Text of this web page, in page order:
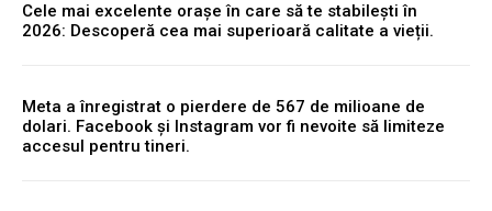
Cele mai excelente orașe în care să te stabilești în
2026: Descoperă cea mai superioară calitate a vieții.
Meta a înregistrat o pierdere de 567 de milioane de
dolari. Facebook și Instagram vor fi nevoite să limiteze
accesul pentru tineri.